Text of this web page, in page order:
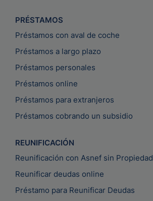
PRÉSTAMOS
Préstamos con aval de coche
Préstamos a largo plazo
Préstamos personales
Préstamos online
Préstamos para extranjeros
Préstamos cobrando un subsidio
REUNIFICACIÓN
Reunificación con Asnef sin Propiedad
Reunificar deudas online
Préstamo para Reunificar Deudas